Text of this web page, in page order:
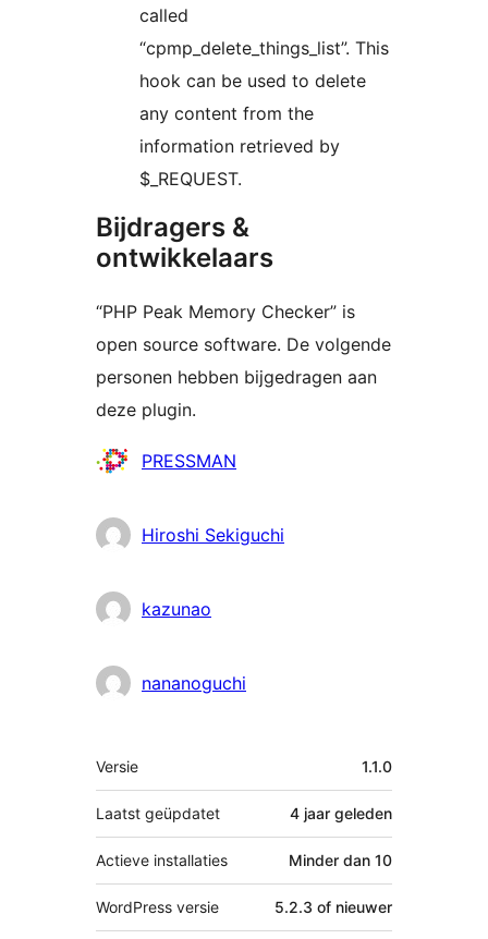
called
“cpmp_delete_things_list”. This
hook can be used to delete
any content from the
information retrieved by
$_REQUEST.
Bijdragers &
ontwikkelaars
“PHP Peak Memory Checker” is
open source software. De volgende
personen hebben bijgedragen aan
deze plugin.
BijdragersPRESSMAN
Hiroshi Sekiguchi
kazunao
nananoguchi
Meta
Versie 1.1.0
Laatst geüpdatet 4 jaar geleden
Actieve installaties Minder dan 10
WordPress versie 5.2.3 of nieuwer